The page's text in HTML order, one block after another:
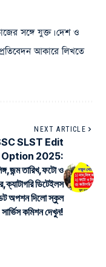
সঙ্গে যুক্ত। দেশ ও
আকারে লিখতে
NEXT ARTICLE
SLST Edit
Option 2025:
তারিখ,ফটো ও
ডিটেইলস
অপশন দিলো স্কুল
সার্ভিস কমিশন দেখুন!